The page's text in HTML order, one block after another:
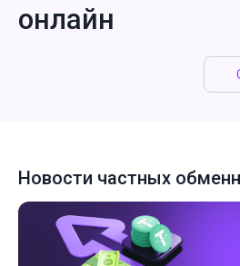
онлайн
Новости частных